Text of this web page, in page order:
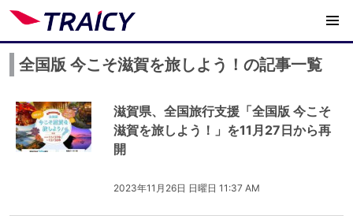
全国版 今こそ滋賀を旅しよう！の記事一覧
滋賀県、全国旅行支援「全国版 今こそ
滋賀を旅しよう！」を11月27日から再
開
2023年11月26日 日曜日 11:37 AM